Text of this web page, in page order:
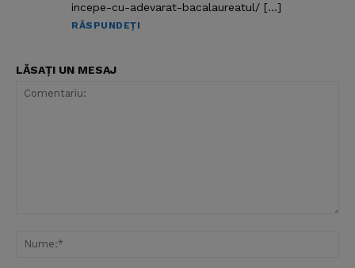
incepe-cu-adevarat-bacalaureatul/ […]
RĂSPUNDEȚI
LĂSAȚI UN MESAJ